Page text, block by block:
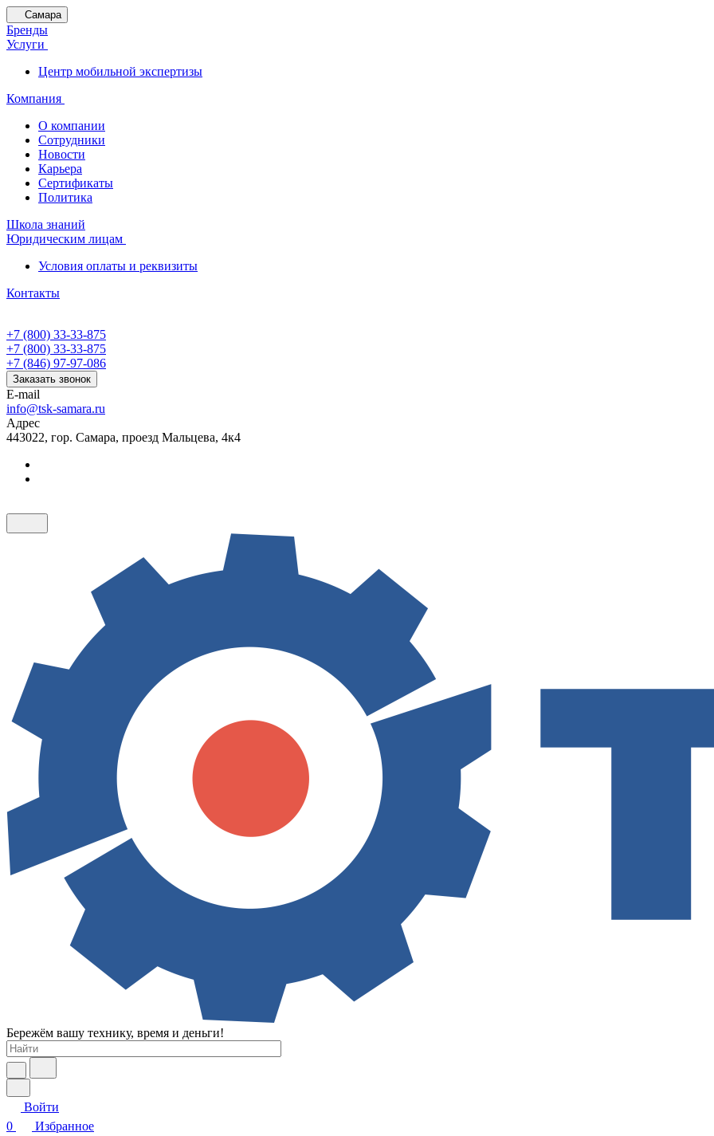
Самара
Бренды
Услуги
Центр мобильной экспертизы
Компания
О компании
Сотрудники
Новости
Карьера
Сертификаты
Политика
Школа знаний
Юридическим лицам
Условия оплаты и реквизиты
Контакты
+7 (800) 33-33-875
+7 (800) 33-33-875
+7 (846) 97-97-086
Заказать звонок
E-mail
info@tsk-samara.ru
Адрес
443022, гор. Самара, проезд Мальцева, 4к4
Бережём вашу технику, время и деньги!
Войти
0
Избранное